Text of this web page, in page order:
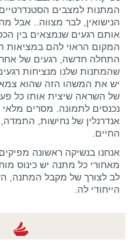
המתנות למצבים
הנישואין, לבר מצווה.. אבל
אותם רגעים שנמצאים בין
המקום הראוי להם במציאות
התחלה חדשה, רגעים של
שהמתנות שלנו מנציחות
יש את המשהו הזה שהוא צמא
של השראה שיצית אותו כל
נכנסים לתמונה. מסרים מלאי
אנדרנלין של נחישות,
החיים.
אנחנו בנשיקה ראשונה
מאחורי כל מתנה יש כינוס
לב לצורך של מקבל המתנה,
הייחודי לה.